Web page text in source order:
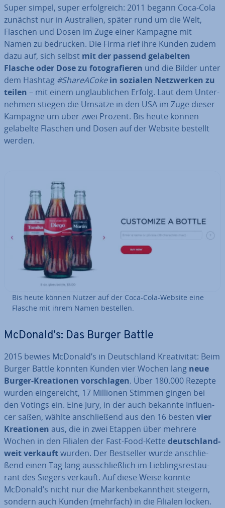
Super simpel, super er­folg­reich: 2011 begann Coca-Cola
zunächst nur in Aus­tra­li­en, später rund um die Welt,
Flaschen und Dosen im Zuge einer Kampagne mit
Namen zu bedrucken. Die Firma rief ihre Kunden zudem
dazu auf, sich selbst mit der passend ge­la­bel­ten
Flasche oder Dose zu fo­to­gra­fie­ren und die Bilder unter
dem Hashtag #Sh­are­A­Coke in sozialen Netz­wer­ken zu
teilen – mit einem un­glaub­li­chen Erfolg. Laut dem Un­ter­
neh­men stiegen die Umsätze in den USA im Zuge dieser
Kampagne um über zwei Prozent. Bis heute können
gelabelte Flaschen und Dosen auf der Website bestellt
werden.
Bis heute können Nutzer auf der Coca-Cola-Website eine
Flasche mit ihrem Namen bestellen.
McDonald’s: Das Burger Battle
2015 bewies McDonald’s in Deutsch­land Krea­ti­vi­tät: Beim
Burger Battle konnten Kunden vier Wochen lang neue
Burger-Krea­tio­nen vor­schla­gen. Über 180.000 Rezepte
wurden ein­ge­reicht, 17 Millionen Stimmen gingen bei
den Votings ein. Eine Jury, in der auch bekannte In­fluen­
cer saßen, wählte an­schlie­ßend aus den 16 besten vier
Krea­tio­nen aus, die in zwei Etappen über mehrere
Wochen in den Filialen der Fast-Food-Kette deutsch­land­
weit verkauftwurden. Der Best­sel­ler wurde an­schlie­
ßend einen Tag lang aus­schließ­lich im Lieb­lings­re­stau­
rant des Siegers verkauft. Auf diese Weise konnte
McDonald’s nicht nur die Mar­ken­be­kannt­heit steigern,
sondern auch Kunden (mehrfach) in die Filialen locken.